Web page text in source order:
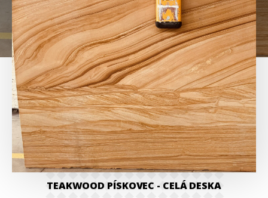
TEAKWOOD PÍSKOVEC - CELÁ DESKA